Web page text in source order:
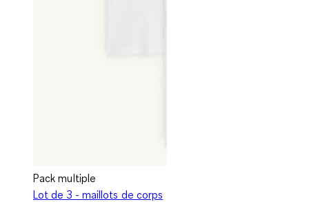
Pack multiple
Lot de 3 - maillots de corps